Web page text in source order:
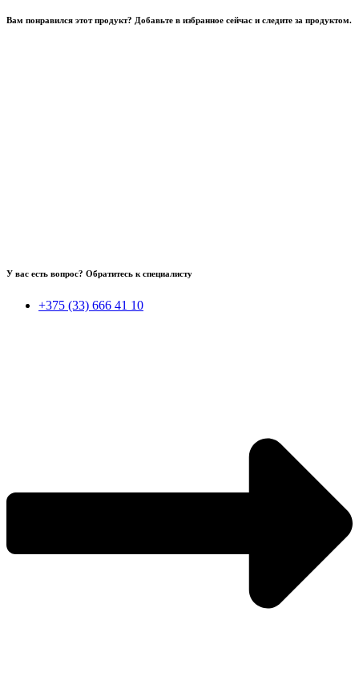
Вам понравился этот продукт? Добавьте в избранное сейчас и следите за продуктом.
У вас есть вопрос? Обратитесь к специалисту
+375 (33) 666 41 10